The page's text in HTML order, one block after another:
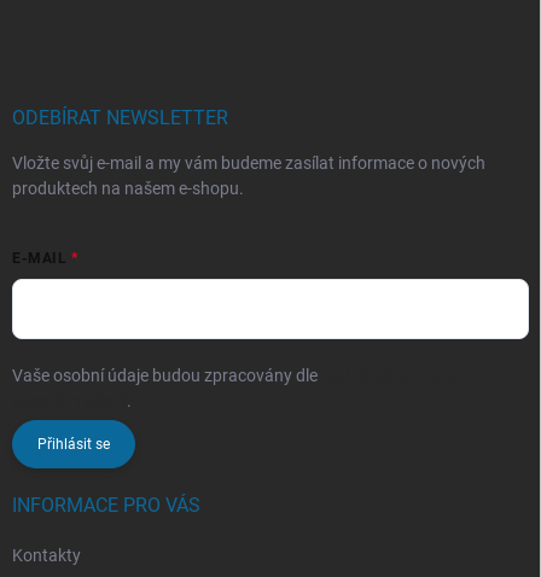
ODEBÍRAT NEWSLETTER
Vložte svůj e-mail a my vám budeme zasílat informace o nových
produktech na našem e-shopu.
E-MAIL
Vaše osobní údaje budou zpracovány dle
.
Přihlásit se
INFORMACE PRO VÁS
Kontakty